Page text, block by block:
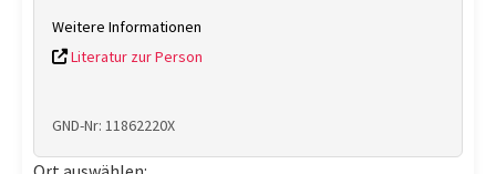
Weitere Informationen
Literatur zur Person
GND-Nr: 11862220X